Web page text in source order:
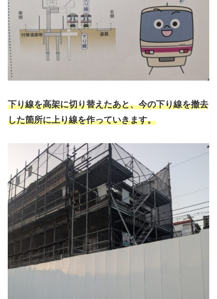
下り線を高架に切り替えたあと、今の下り線を撤去
した箇所に上り線を作っていきます。